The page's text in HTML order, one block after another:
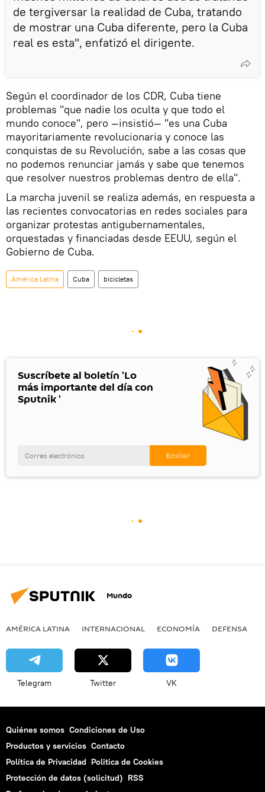
de tergiversar la realidad de Cuba, tratando
de mostrar una Cuba diferente, pero la Cuba
real es esta", enfatizó el dirigente.
Según el coordinador de los CDR, Cuba tiene
problemas "que nadie los oculta y que todo el
mundo conoce", pero —insistió— "es una Cuba
mayoritariamente revolucionaria y conoce las
conquistas de su Revolución, sabe a las cosas que
no podemos renunciar jamás y sabe que tenemos
que resolver nuestros problemas dentro de ella".
La marcha juvenil se realiza además, en respuesta a
las recientes convocatorias en redes sociales para
organizar protestas antigubernamentales,
orquestadas y financiadas desde EEUU, según el
Gobierno de Cuba.
América Latina Cuba bicicletas
Suscríbete al boletín 'Lo
más importante del día con
Sputnik '
Mundo
AMÉRICA LATINA INTERNACIONAL ECONOMÍA DEFENSA
Telegram Twitter VK
Quiénes somos Condiciones de Uso
Productos y servicios Contacto
Política de Privacidad Politica de Cookies
Protección de datos (solicitud) RSS